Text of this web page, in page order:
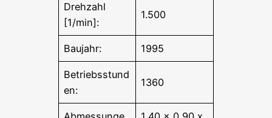
Drehzahl
[1/min]:
1.500
Baujahr: 1995
Betriebsstund
en:
1360